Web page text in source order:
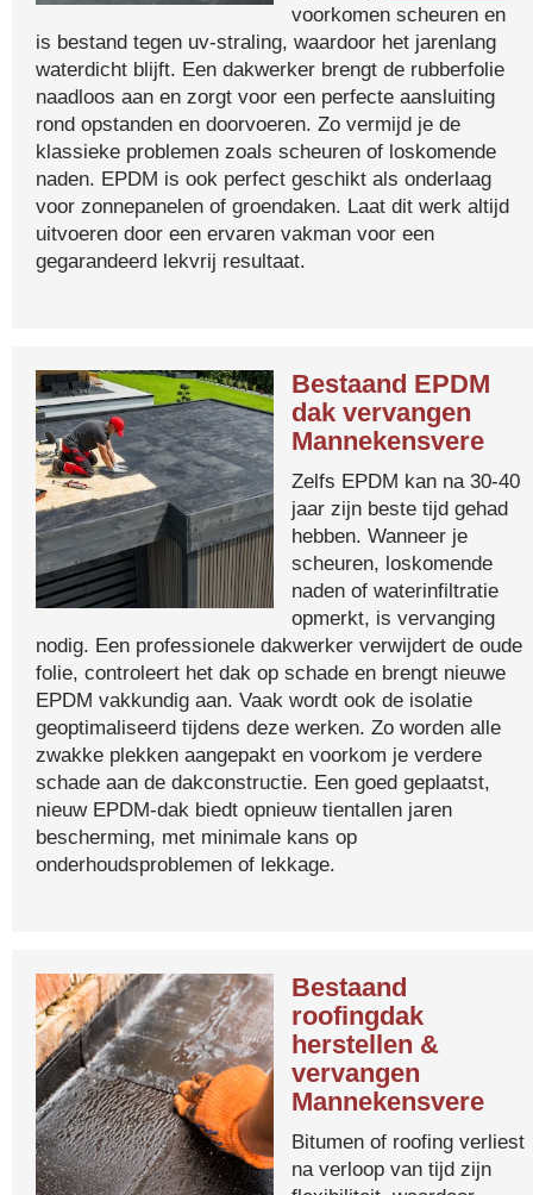
voorkomen scheuren en
is bestand tegen uv-straling, waardoor het jarenlang
waterdicht blijft. Een dakwerker brengt de rubberfolie
naadloos aan en zorgt voor een perfecte aansluiting
rond opstanden en doorvoeren. Zo vermijd je de
klassieke problemen zoals scheuren of loskomende
naden. EPDM is ook perfect geschikt als onderlaag
voor zonnepanelen of groendaken. Laat dit werk altijd
uitvoeren door een ervaren vakman voor een
gegarandeerd lekvrij resultaat.
Bestaand EPDM
dak vervangen
Mannekensvere
Zelfs EPDM kan na 30-40
jaar zijn beste tijd gehad
hebben. Wanneer je
scheuren, loskomende
naden of waterinfiltratie
opmerkt, is vervanging
nodig. Een professionele dakwerker verwijdert de oude
folie, controleert het dak op schade en brengt nieuwe
EPDM vakkundig aan. Vaak wordt ook de isolatie
geoptimaliseerd tijdens deze werken. Zo worden alle
zwakke plekken aangepakt en voorkom je verdere
schade aan de dakconstructie. Een goed geplaatst,
nieuw EPDM-dak biedt opnieuw tientallen jaren
bescherming, met minimale kans op
onderhoudsproblemen of lekkage.
Bestaand
roofingdak
herstellen &
vervangen
Mannekensvere
Bitumen of roofing verliest
na verloop van tijd zijn